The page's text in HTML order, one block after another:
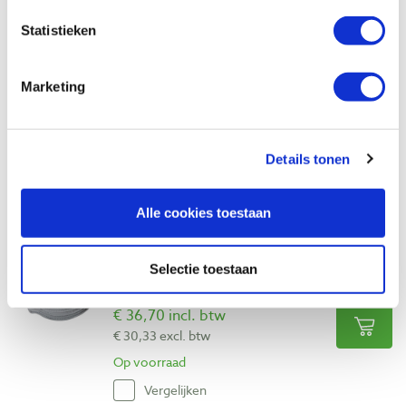
Statistieken
Marketing
Details tonen
Alle cookies toestaan
Selectie toestaan
€ 15,66 excl. btw
Vergelijken
Vervangingsfilters fmp2 voor JSP
Filterspec Pro masker, 10 stuks
€ 36,70 incl. btw
€ 30,33 excl. btw
Op voorraad
Vergelijken